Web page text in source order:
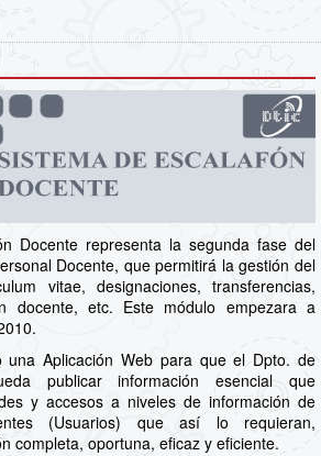
Docente representa la segunda fase del
Docente, que permitirá la gestión del
vitae, designaciones, transferencias,
docente, etc. Este módulo empezara a
una Aplicación Web para que el Dpto. de
publicar información esencial que
y accesos a niveles de información de
(Usuarios) que así lo requieran,
completa, oportuna, eficaz y eficiente.